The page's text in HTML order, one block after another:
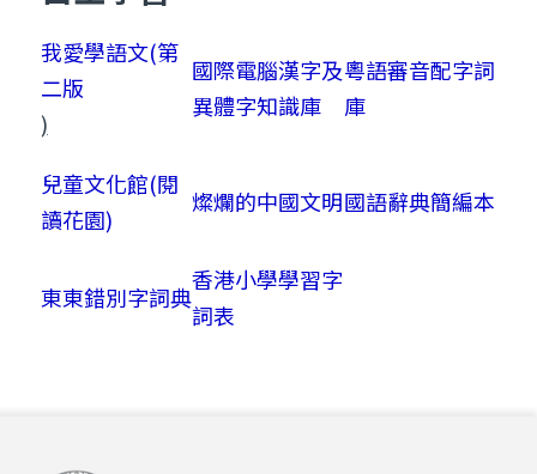
讀花園)
東東錯別字詞典
香港小學學習字